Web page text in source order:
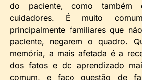
do paciente, como também
cuidadores. É muito
principalmente familiares que
paciente, negarem o quadro.
memória, a mais afetada é a
dos fatos e do aprendizado
comum, e faço questão de